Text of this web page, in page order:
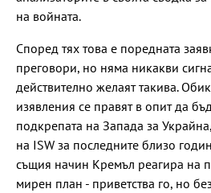
на войната.
Според тях това е поредната
преговори, но няма никакви
действително желаят такива.
изявления се правят в опит да
подкрепата на Запада за
на ISW за последните близо
същия начин Кремъл реагира на
мирен план - приветства го, но